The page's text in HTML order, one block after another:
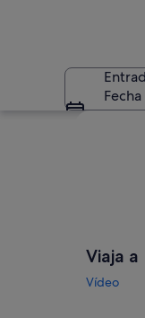
Fecha
Viaja
Vídeo